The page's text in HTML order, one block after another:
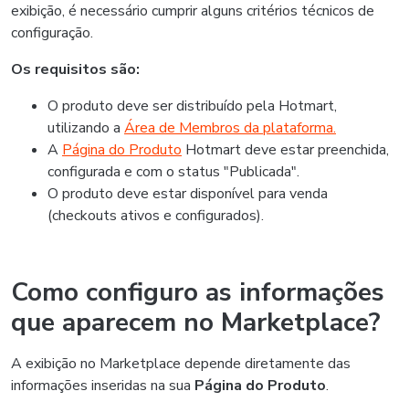
exibição, é necessário cumprir alguns critérios técnicos de
configuração.
Os requisitos são:
O produto deve ser distribuído pela Hotmart,
utilizando a Área de Membros da plataforma.
A Página do Produto Hotmartdeve estar preenchida,
configurada e com o status "Publicada".
O produto deve estar disponível para venda
(checkouts ativos e configurados).
Como configuro as informações
que aparecem no Marketplace?
A exibição no Marketplace depende diretamente das
informações inseridas na sua Página do Produto.